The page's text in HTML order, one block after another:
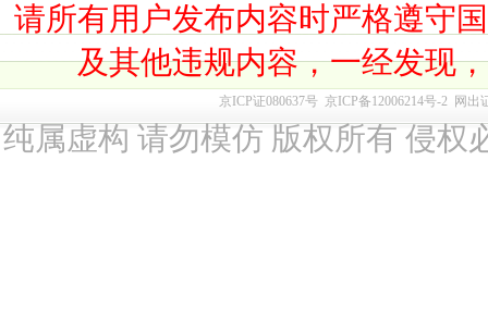
请所有用户发布内容时严格遵守
及其他违规内容，一经发现
京ICP证080637号 京ICP备12006214号-2 网出
纯属虚构 请勿模仿 版权所有 侵权